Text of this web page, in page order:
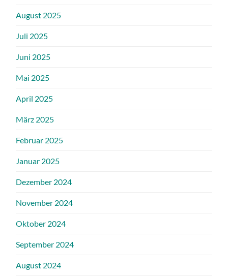
August 2025
Juli 2025
Juni 2025
Mai 2025
April 2025
März 2025
Februar 2025
Januar 2025
Dezember 2024
November 2024
Oktober 2024
September 2024
August 2024